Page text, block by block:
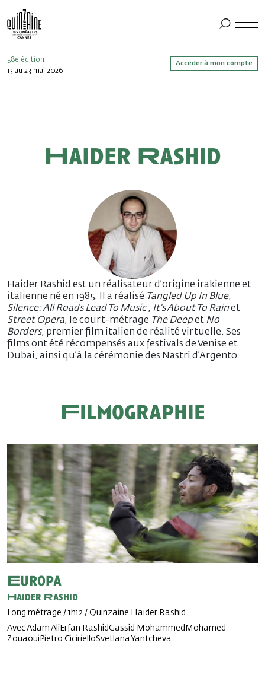
58e édition
13 au 23 mai 2026
Accéder à mon compte
Haider Rashid
Haider Rashid est un réalisateur d’origine irakienne et
italienne né en 1985. Il a réalisé Tangled Up In Blue,
Silence: All Roads Lead To Music, It's About To Rainet
Street Opera, le court-métrage The Deepet No
Borders, premier film italien de réalité virtuelle. Ses
films ont été récompensés aux festivals de Venise et
Dubai, ainsi qu’à la cérémonie des Nastri d’Argento.
Filmographie
Europa
Haider Rashid
Long métrage / 1h12 / Quinzaine Haider Rashid
Avec Adam AliErfan RashidGassid MohammedMohamed
ZouaouiPietro CicirielloSvetlana Yantcheva